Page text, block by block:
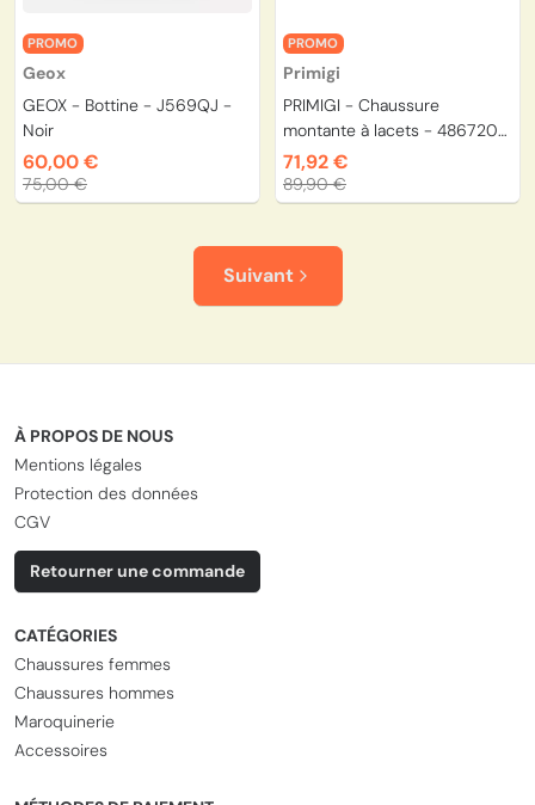
PROMO
Geox
GEOX - Bottine - J569QJ -
Noir
60,00 €
75,00 €
PROMO
Primigi
PRIMIGI - Chaussure
montante à lacets - 4867200
- Marine
71,92 €
89,90 €
Suivant
À PROPOS DE NOUS
Mentions légales
Protection des données
CGV
Retourner une commande
CATÉGORIES
Chaussures femmes
Chaussures hommes
Maroquinerie
Accessoires